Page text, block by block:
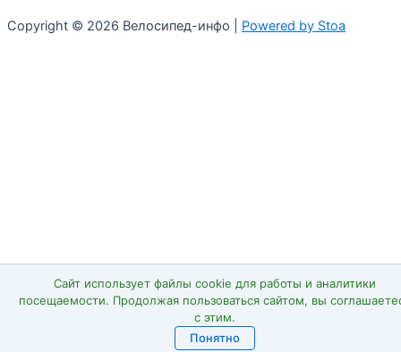
Copyright © 2026 Велосипед-инфо | Powered by Stoa
Сайт использует файлы cookie для работы и аналитики
посещаемости. Продолжая пользоваться сайтом, вы
с этим.
Понятно